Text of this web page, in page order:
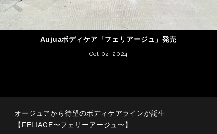
Aujuaボディケア「フェリアージュ」発売
Oct 04, 2024
オージュアから待望のボディケアラインが誕生
【FELIAGE〜フェリーアージュ〜】